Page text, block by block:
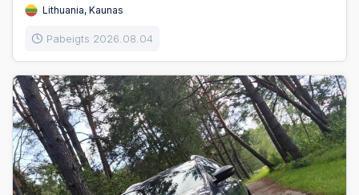
Lithuania, Kaunas
Pabeigts 2026.08.04